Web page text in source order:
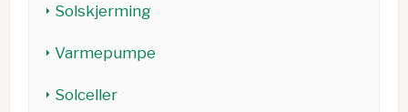
Solskjerming
Varmepumpe
Solceller